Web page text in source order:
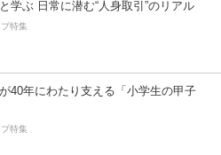
学ぶ 日常に潜む“人身取引”のリアル
特集
40年にわたり支える「小学生の甲子
特集